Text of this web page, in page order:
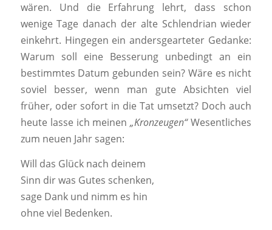
wären. Und die Erfahrung lehrt, dass schon
wenige Tage danach der alte Schlendrian wieder
einkehrt. Hingegen ein andersgearteter Gedanke:
Warum soll eine Besserung unbedingt an ein
bestimmtes Datum gebunden sein? Wäre es nicht
soviel besser, wenn man gute Absichten viel
früher, oder sofort in die Tat umsetzt? Doch auch
heute lasse ich meinen„Kronzeugen“Wesentliches
zum neuen Jahr sagen:
Will das Glück nach deinem
Sinn dir was Gutes schenken,
sage Dank und nimm es hin
ohne viel Bedenken.